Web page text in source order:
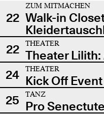
22
ZUM MITMACHEN
Walk-in
22
THEATER
Theater Lilith:
24
THEATER
Kick Off
25
TANZ
Pro